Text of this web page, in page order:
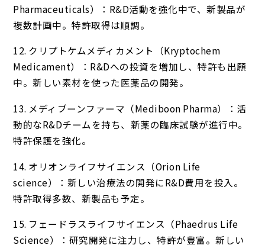
Pharmaceuticals）：R&D活動を強化中で、新製品が
複数計画中。特許取得は順調。
12. クリプトケムメディカメント（Kryptochem
Medicament）：R&Dへの投資を増加し、特許も出願
中。新しい素材を使った医薬品の開発。
13. メディブーンファーマ（Mediboon Pharma）：活
動的なR&Dチームを持ち、新薬の臨床試験が進行中。
特許保護を強化。
14. オリオンライフサイエンス（Orion Life
science）：新しい治療法の開発にR&D費用を投入。
特許取得多数、新製品も予定。
15. フェードラスライフサイエンス（Phaedrus Life
Science）：研究開発に注力し、特許が豊富。新しい